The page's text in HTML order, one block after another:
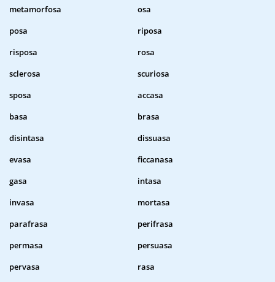
metamorfosa
osa
posa
riposa
risposa
rosa
sclerosa
scuriosa
sposa
accasa
basa
brasa
disintasa
dissuasa
evasa
ficcanasa
gasa
intasa
invasa
mortasa
parafrasa
perifrasa
permasa
persuasa
pervasa
rasa